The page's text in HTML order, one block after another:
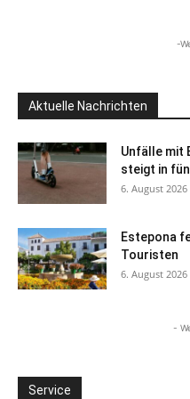
-
Aktuelle Nachrichten
Unfälle mit
steigt in
6. August 2026
Estepona
Touristen
6. August 2026
-
Service